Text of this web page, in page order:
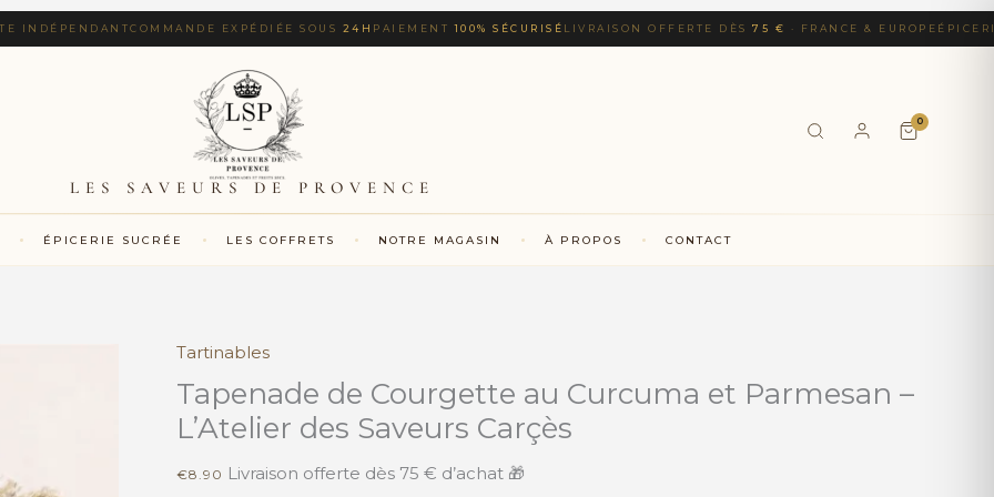
COMMANDE EXPÉDIÉE SOUS24H PAIEMENT100% SÉCURISÉLIVRAISON OFFERTE DÈS75 €· FRANCE & EUROPE ÉPICERIE
LES SAVEURS DE PROVENCE
0
ÉPICERIE SUCRÉE LES COFFRETS NOTRE MAGASIN À PROPOS CONTACT
Tartinables
Tapenade de Courgette au Curcuma et Parmesan –
L’Atelier des Saveurs Carçès
€8.90 Livraison offerte dès 75 € d’achat 🎁
quantité
de
Tapenade
de
Courgette